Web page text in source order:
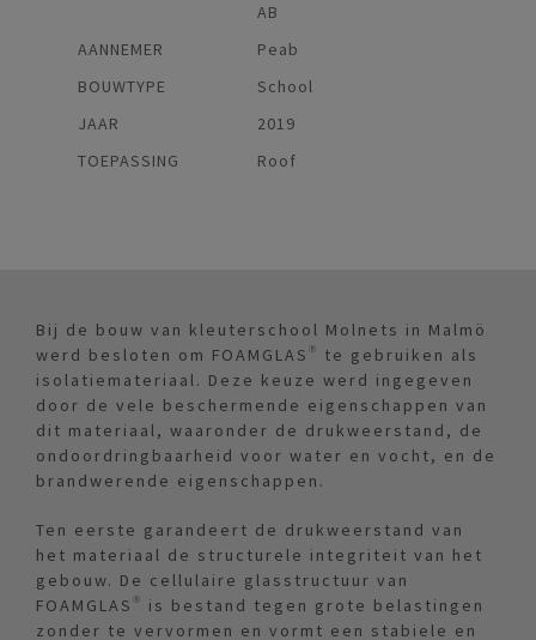
AB
AANNEMER
Peab
BOUWTYPE
School
JAAR
2019
TOEPASSING
Roof
Bij de bouw van kleuterschool Molnets in Malmö
werd besloten om FOAMGLAS® te gebruiken als
isolatiemateriaal. Deze keuze werd ingegeven
door de vele beschermende eigenschappen van
dit materiaal, waaronder de drukweerstand, de
ondoordringbaarheid voor water en vocht, en de
brandwerende eigenschappen.
Ten eerste garandeert de drukweerstand van
het materiaal de structurele integriteit van het
gebouw. De cellulaire glasstructuur van
FOAMGLAS® is bestand tegen grote belastingen
zonder te vervormen en vormt een stabiele en